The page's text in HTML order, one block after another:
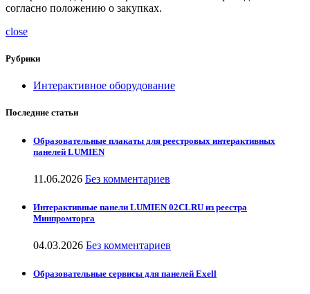
согласно положению о закупках.
close
Рубрики
Интерактивное оборудование
Последние статьи
Образовательные плакаты для реестровых интерактивных
панелей LUMIEN
11.06.2026 Без комментариев
Интерактивные панели LUMIEN 02CLRU из реестра
Минпромторга
04.03.2026 Без комментариев
Образовательные сервисы для панелей Exell